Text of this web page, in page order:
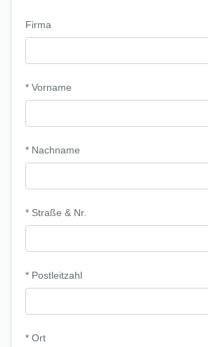
Firma
* Vorname
* Nachname
* Straße & Nr.
* Postleitzahl
* Ort